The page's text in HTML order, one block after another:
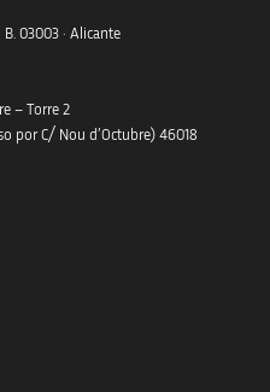
03003 · Alicante
– Torre 2
por C/ Nou d’Octubre) 46018